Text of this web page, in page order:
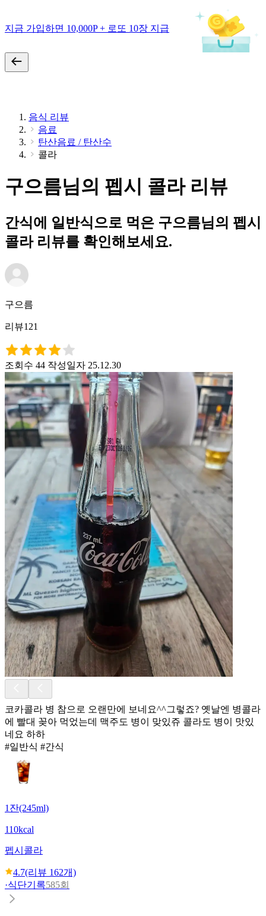
지금 가입하면 10,000P + 로또 10장 지급
음식 리뷰
음료
탄산음료 / 탄산수
콜라
구으름님의 펩시 콜라 리뷰
간식에 일반식으로 먹은 구으름님의 펩시
콜라 리뷰를 확인해보세요.
구으름
리뷰121
조회수 44 작성일자 25.12.30
코카콜라 병 참으로 오랜만에 보네요^^그렇죠? 옛날엔 병콜라
에 빨대 꽂아 먹었는데 맥주도 병이 맞있쥬 콜라도 병이 맛있
네요 하하
#일반식 #간식
1잔(245ml)
110kcal
펩시 콜라
4.7(리뷰 162개)
·식단기록585회